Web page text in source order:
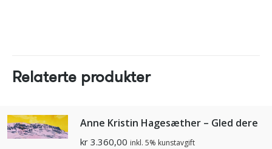
Relaterte produkter
Anne Kristin Hagesæther – Gled dere
kr 3.360,00 inkl. 5% kunstavgift